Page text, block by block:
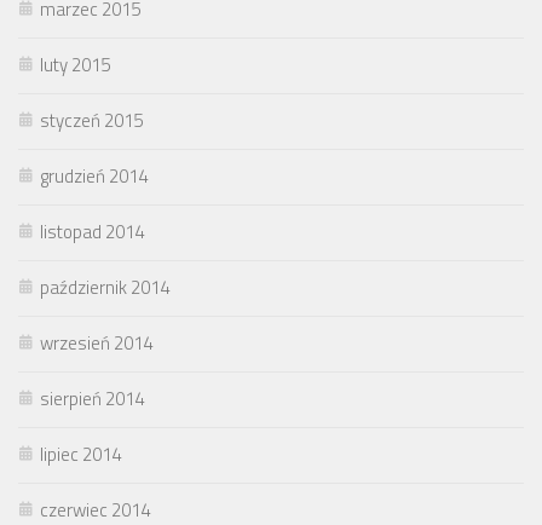
marzec 2015
luty 2015
styczeń 2015
grudzień 2014
listopad 2014
październik 2014
wrzesień 2014
sierpień 2014
lipiec 2014
czerwiec 2014